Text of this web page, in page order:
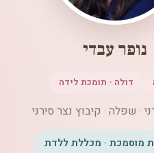
נופר עבדי
דולה - תומכת לידה
· שפלה · קיבוץ נצר סירני
מוסמכת · מכללת ללדת